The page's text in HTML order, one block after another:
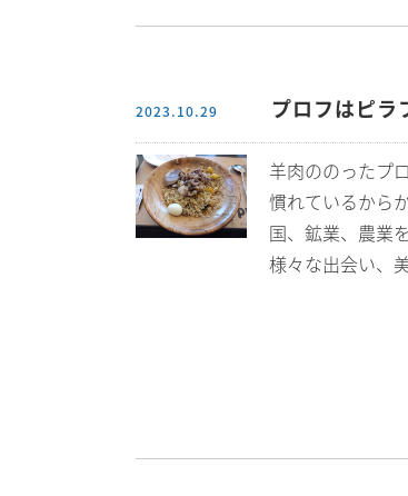
2023.10.29 プロフはピラ
羊肉ののったプ
慣れているから
国、鉱業、農業
様々な出会い、